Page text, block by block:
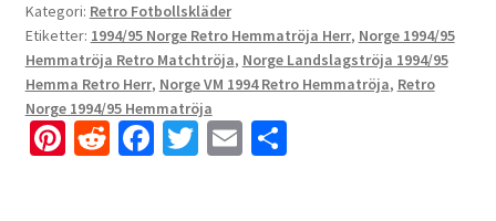
Kategori: Retro Fotbollskläder
Etiketter: 1994/95 Norge Retro Hemmatröja Herr, Norge 1994/95
Hemmatröja Retro Matchtröja, Norge Landslagströja 1994/95
Hemma Retro Herr, Norge VM 1994 Retro Hemmatröja, Retro
Norge 1994/95 Hemmatröja
Pi R Fa T E D